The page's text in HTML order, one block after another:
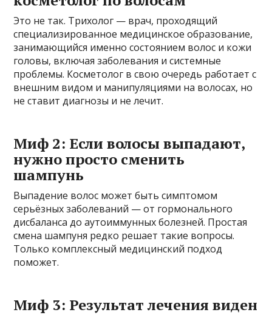
Это не так. Трихолог — врач, проходящий
специализированное медицинское образование,
занимающийся именно состоянием волос и кожи
головы, включая заболевания и системные
проблемы. Косметолог в свою очередь работает с
внешним видом и манипуляциями на волосах, но
не ставит диагнозы и не лечит.
Миф 2: Если волосы выпадают,
нужно просто сменить
шампунь
Выпадение волос может быть симптомом
серьёзных заболеваний — от гормонального
дисбаланса до аутоиммунных болезней. Простая
смена шампуня редко решает такие вопросы.
Только комплексный медицинский подход
поможет.
Миф 3: Результат лечения виден